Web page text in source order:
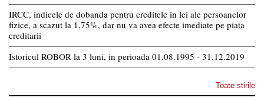
IRCC, indicele de dobanda pentru creditele in lei ale persoanelor
fizice, a scazut la 1,75%, dar nu va avea efecte imediate pe piata
creditarii
Istoricul ROBOR la 3 luni, in perioada 01.08.1995 - 31.12.2019
Toate stirile